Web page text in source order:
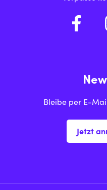
Bleibe per E-
Jetzt